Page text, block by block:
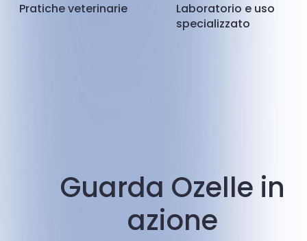
Pratiche veterinarie
Laboratorio e uso
specializzato
Guarda Ozelle in
azione